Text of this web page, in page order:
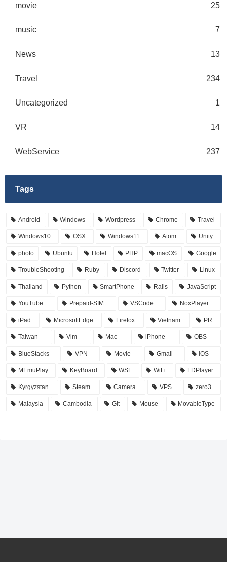
movie 25
music 7
News 13
Travel 234
Uncategorized 1
VR 14
WebService 237
Tags
Android Windows Wordpress Chrome Travel
Windows10 OSX Windows11 Atom Unity
photo Ubuntu Hotel PHP macOS Google
TroubleShooting Ruby Discord Twitter Linux
Thailand Python SmartPhone Rails JavaScript
YouTube Prepaid-SIM VSCode NoxPlayer
iPad MicrosoftEdge Firefox Vietnam PR
Taiwan Vim Mac iPhone OBS
BlueStacks VPN Movie Gmail iOS
MEmuPlay KeyBoard WSL WiFi LDPlayer
Kyrgyzstan Steam Camera VPS zero3
Malaysia Cambodia Git Mouse MovableType